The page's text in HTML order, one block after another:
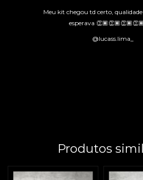
Meu kit chegou td certo,
esperava
@lucass.lima_
Produtos